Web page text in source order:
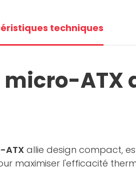
techniques
micro-
ATX allie design compact,
maximiser l'efficacité